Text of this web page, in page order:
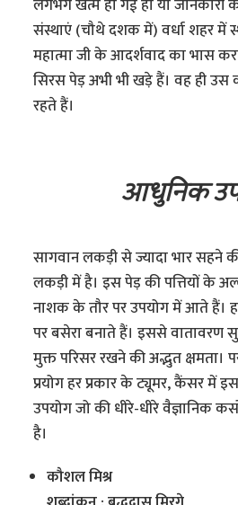
लगभग खत्म हो गई हो या जानकारी
संस्थाएं (चौथे दशक में) वर्धा शहर में
महात्मा जी के आदर्शवाद का भास
सिरस पेड़ अभी भी खड़े हैं। वह ही
रहते हैं।
आधुनिक
सागवान लकड़ी से ज्यादा भार सहने
लकड़ी में है। इस पेड़ की पत्तियों के
नाशक के तौर पर उपयोग में आते हैं।
पर बसेरा बनाते हैं। इससे वातावरण
मुक्त परिसर रखने की अद्भुत क्षमता।
प्रयोग हर प्रकार के ट्यूमर, कैंसर में
उपयोग जो की धीरे-धीरे वैज्ञानिक
है।
कौशल मिश्र